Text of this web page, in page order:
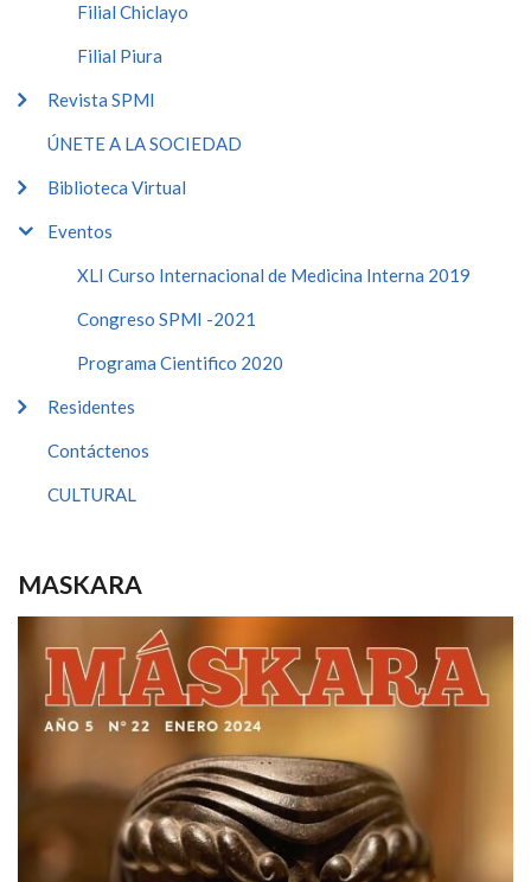
Filial Chiclayo
Filial Piura
Revista SPMI
ÚNETE A LA SOCIEDAD
Biblioteca Virtual
Eventos
XLI Curso Internacional de Medicina Interna 2019
Congreso SPMI -2021
Programa Cientifico 2020
Residentes
Contáctenos
CULTURAL
MASKARA